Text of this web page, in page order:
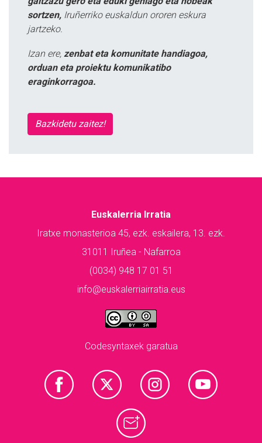
sortzen, Iruñerriko euskaldun ororen eskura
jartzeko.
Izan ere, zenbat eta komunitate handiagoa,
orduan eta proiektu komunikatibo
eraginkorragoa.
Bazkidetu zaitez!
Euskalerria Irratia
Iratxe monasterioa 45, ezk. eskailera, 13. ezk.
31011 Iruñea - Nafarroa
(0034) 948 17 01 51
info@euskalerriairratia.eus
Codesyntaxek garatua